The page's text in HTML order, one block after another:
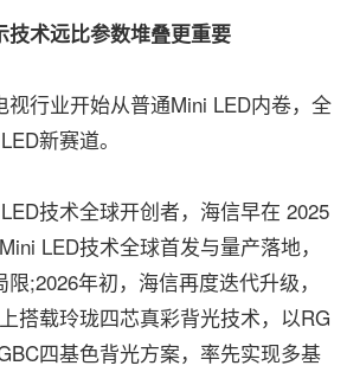
术远比参数堆叠更重要
行业开始从普通Mini LED内卷，全
新赛道。
技术全球开创者，海信早在 2025
LED技术全球首发与量产落地，
;2026年初，海信再度迭代升级，
搭载玲珑四芯真彩背光技术，以RG
四基色背光方案，率先实现多基